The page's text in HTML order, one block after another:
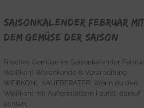
Saisonkalender Februar
dem Gemüse der Saison
Frisches Gemüse im Saisonkalender
Weißkohl Warenkunde & Verarbeitung
WEIßKOHL KAUFBERATER: Wenn du den
Weißkohl mit Außenblättern kaufst, darauf
achten,